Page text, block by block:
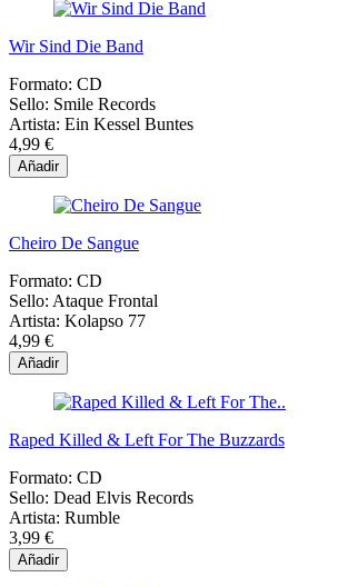
Wir Sind Die Band
Formato: CD
Sello: Smile Records
Artista: Ein Kessel Buntes
4,99 €
Añadir
Cheiro De Sangue
Formato: CD
Sello: Ataque Frontal
Artista: Kolapso 77
4,99 €
Añadir
Raped Killed & Left For The Buzzards
Formato: CD
Sello: Dead Elvis Records
Artista: Rumble
3,99 €
Añadir